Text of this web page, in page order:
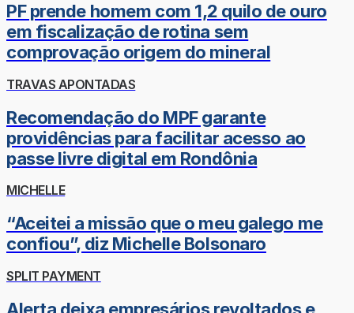
PF prende homem com 1,2 quilo de ouro
em fiscalização de rotina sem
comprovação origem do mineral
TRAVAS APONTADAS
Recomendação do MPF garante
providências para facilitar acesso ao
passe livre digital em Rondônia
MICHELLE
“Aceitei a missão que o meu galego me
confiou”, diz Michelle Bolsonaro
SPLIT PAYMENT
Alerta deixa empresários revoltados e